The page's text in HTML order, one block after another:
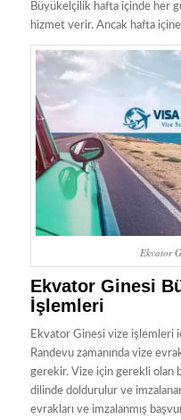
Büyükelçilik hafta içinde her
hizmet verir. Ancak hafta
Ekvator
Ekvator Ginesi
İşlemleri
Ekvator Ginesi vize işlemleri
Randevu zamanında vize
gerekir. Vize için gerekli olan
dilinde doldurulur ve
evrakları ve imzalanmış